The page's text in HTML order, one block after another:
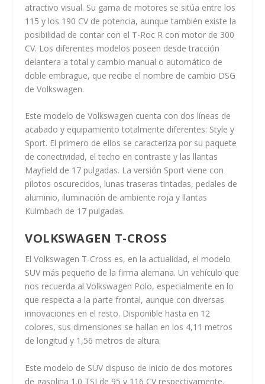
atractivo visual. Su gama de motores se sitúa entre los
115 y los 190 CV de potencia, aunque también existe la
posibilidad de contar con el T-Roc R con motor de 300
CV. Los diferentes modelos poseen desde tracción
delantera a total y cambio manual o automático de
doble embrague, que recibe el nombre de cambio DSG
de Volkswagen.
Este modelo de Volkswagen cuenta con dos líneas de
acabado y equipamiento totalmente diferentes: Style y
Sport. El primero de ellos se caracteriza por su paquete
de conectividad, el techo en contraste y las llantas
Mayfield de 17 pulgadas. La versión Sport viene con
pilotos oscurecidos, lunas traseras tintadas, pedales de
aluminio, iluminación de ambiente roja y llantas
Kulmbach de 17 pulgadas.
VOLKSWAGEN T-CROSS
El Volkswagen T-Cross es, en la actualidad, el modelo
SUV más pequeño de la firma alemana. Un vehículo que
nos recuerda al Volkswagen Polo, especialmente en lo
que respecta a la parte frontal, aunque con diversas
innovaciones en el resto. Disponible hasta en 12
colores, sus dimensiones se hallan en los 4,11 metros
de longitud y 1,56 metros de altura.
Este modelo de SUV dispuso de inicio de dos motores
de gasolina 1.0 TSI de 95 y 116 CV respectivamente.